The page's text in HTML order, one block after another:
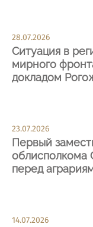
28.07.2026
Ситуация в
мирного
докладом
23.07.2026
Первый
облисполкома
перед
14.07.2026